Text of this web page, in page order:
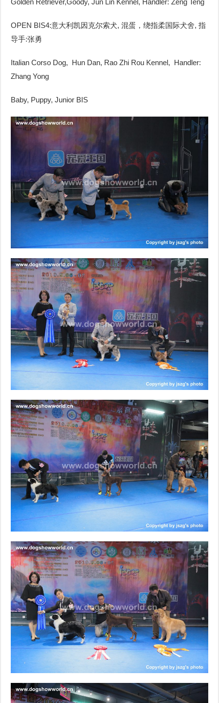
OPEN BIS4:意大利凯因克尔索犬, 混蛋，绕指柔国际犬舍, 指
导手:张勇
Italian Corso Dog, Hun Dan, Rao Zhi Rou Kennel, Handler:
Zhang Yong
Baby, Puppy, Junior BIS